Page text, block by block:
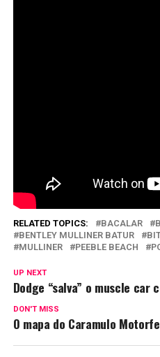
RELATED TOPICS: BACALAR
BENTLEY MULLINER BATUR
MULLINER
PEEBLE BEACH
UP NEXT
Dodge “salva” o muscle car
DON'T MISS
O mapa do Caramulo